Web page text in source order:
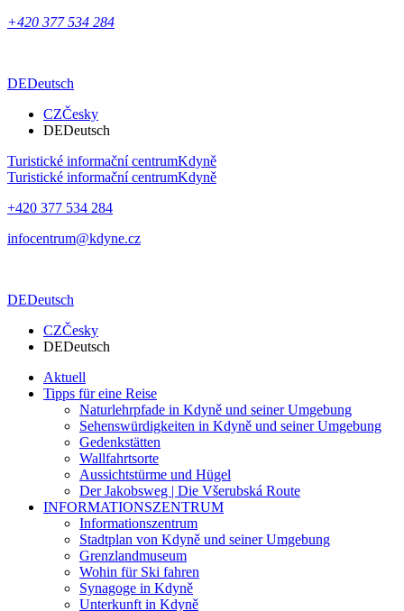
+420 377 534 284
DEDeutsch
CZČesky
DEDeutsch
Turistické informační centrumKdyně
Turistické informační centrumKdyně
+420 377 534 284
infocentrum@kdyne.cz
DEDeutsch
CZČesky
DEDeutsch
Aktuell
Tipps für eine Reise
Naturlehrpfade in Kdyně und seiner Umgebung
Sehenswürdigkeiten in Kdyně und seiner Umgebung
Gedenkstätten
Wallfahrtsorte
Aussichtstürme und Hügel
Der Jakobsweg | Die Všerubská Route
INFORMATIONSZENTRUM
Informationszentrum
Stadtplan von Kdyně und seiner Umgebung
Grenzlandmuseum
Wohin für Ski fahren
Synagoge in Kdyně
Unterkunft in Kdyně